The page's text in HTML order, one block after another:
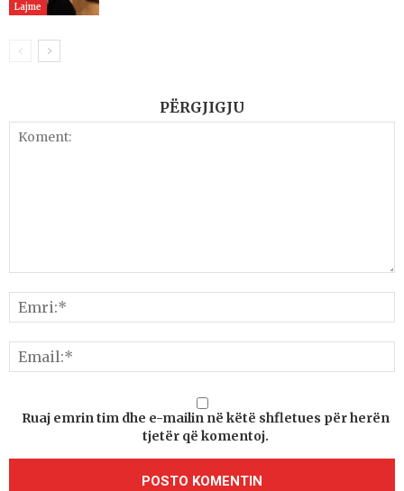
Lajme
PËRGJIGJU
Ruaj emrin tim dhe e-mailin në këtë shfletues për herën
tjetër që komentoj.